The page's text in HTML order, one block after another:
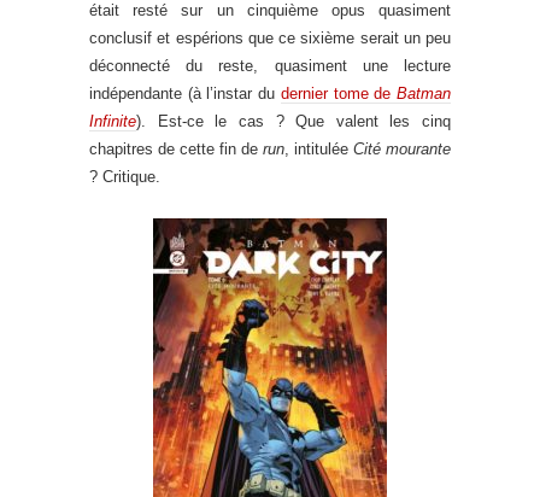
était resté sur un cinquième opus quasiment
conclusif et espérions que ce sixième serait un peu
déconnecté du reste, quasiment une lecture
indépendante (à l’instar du dernier tome deBatman
Infinite). Est-ce le cas ? Que valent les cinq
chapitres de cette fin de run, intitulée Cité mourante
? Critique.